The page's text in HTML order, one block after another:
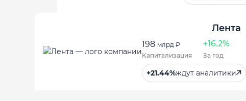
Лента
198 млрд ₽ +16.2%
Капитализация За год
+21.44%ждут аналитики